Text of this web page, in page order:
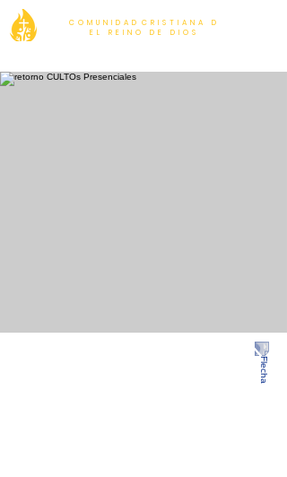
C O M U N I D A D C R I S T I A N A D
E L R E I N O D E D I O S